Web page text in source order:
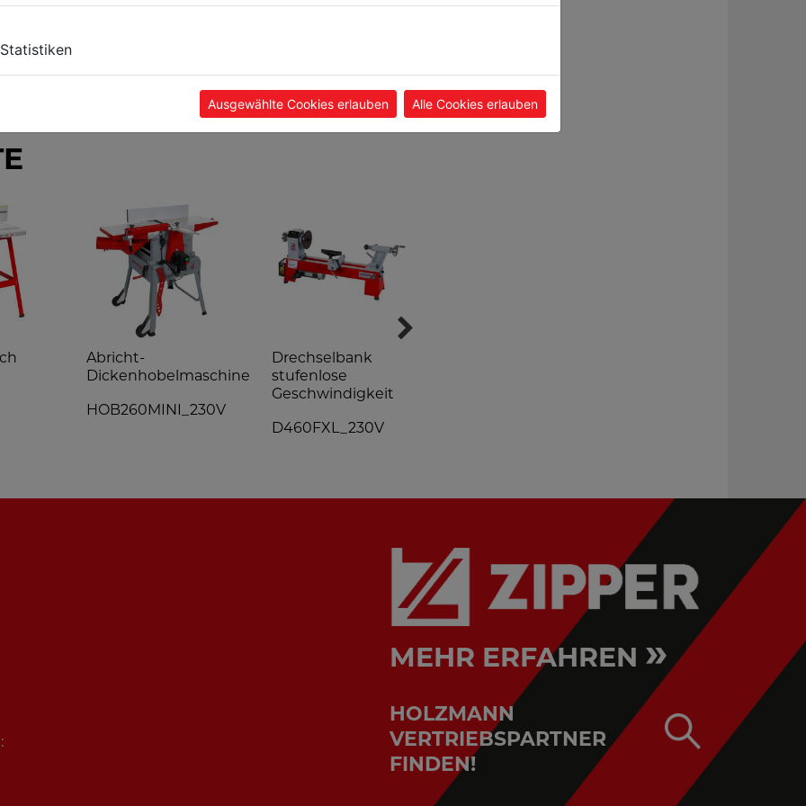
Abricht-
Dickenhobelmaschine
HOB260MINI_230V
Drechselbank
stufenlose
Geschwindigkeit
D460FXL_230V
MEHR ERFAHREN »
HOLZMANN
VERTRIEBSPARTNER
FINDEN!
Statistiken
Ausgewählte Cookies erlauben Alle Cookies erlauben